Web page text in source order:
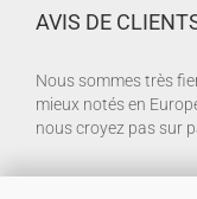
AVIS DE
Nous sommes très
mieux notés en
nous croyez pas sur